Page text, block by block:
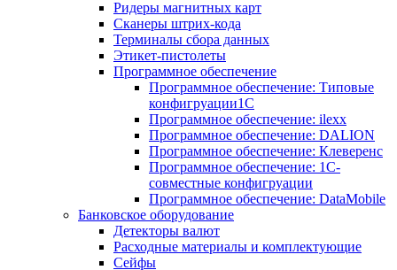
Ридеры магнитных карт
Сканеры штрих-кода
Терминалы сбора данных
Этикет-пистолеты
Программное обеспечение
Программное обеспечение: Типовые
конфигруации1С
Программное обеспечение: ilexx
Программное обеспечение: DALION
Программное обеспечение: Клеверенс
Программное обеспечение: 1С-
совместные конфигруации
Программное обеспечение: DataMobile
Банковское оборудование
Детекторы валют
Расходные материалы и комплектующие
Сейфы